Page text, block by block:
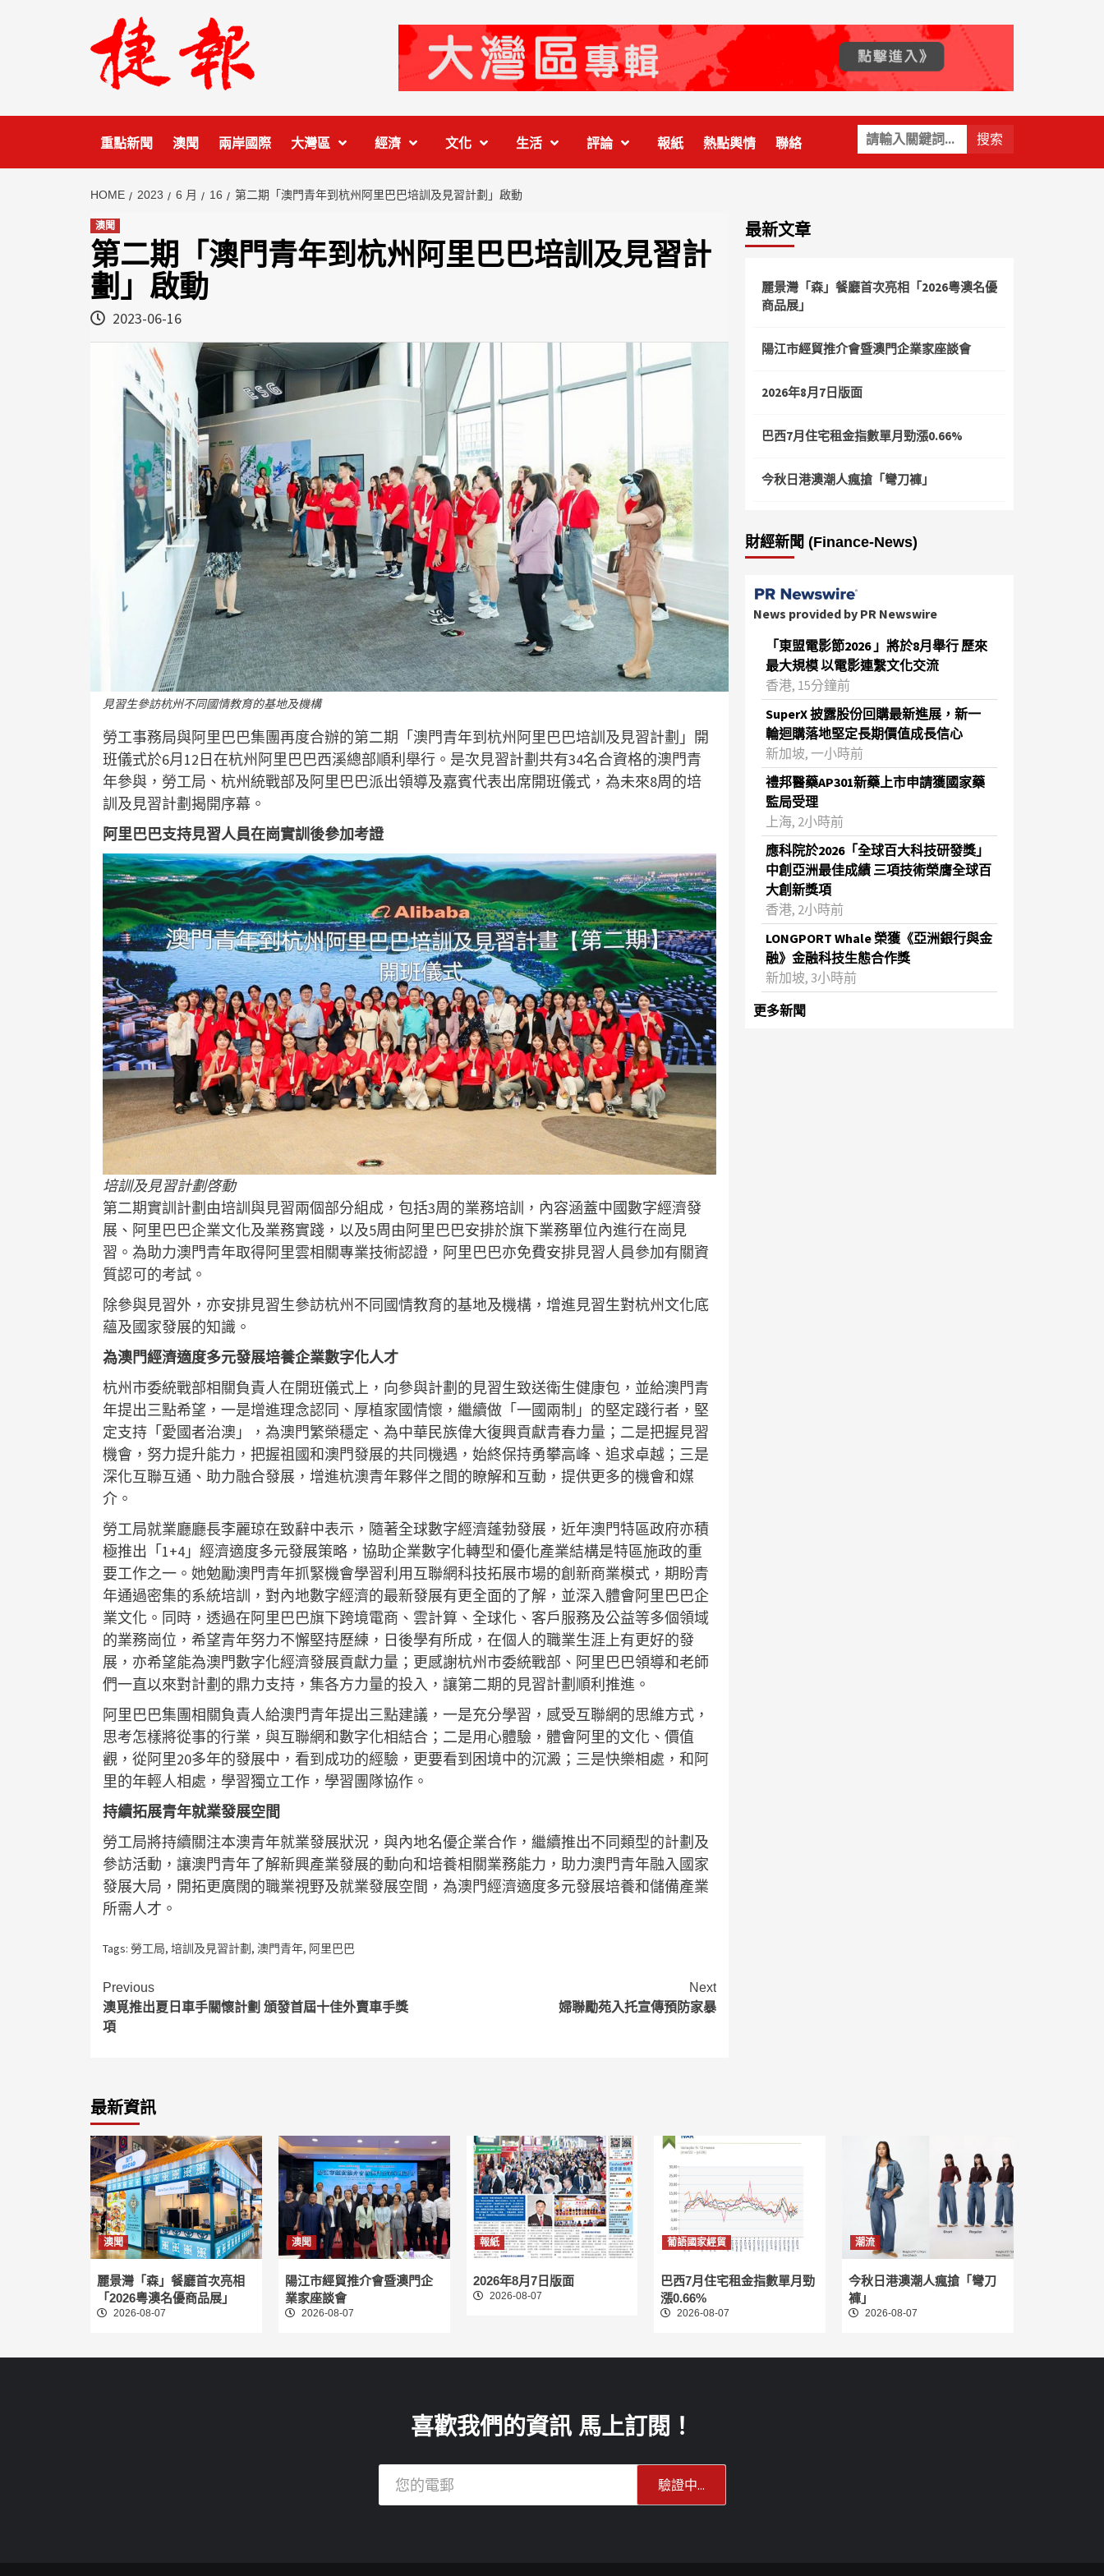
關
鍵
字:
重點新聞 澳聞 兩岸國際 大灣區 經濟 文化 生活 評論 報紙 熱點輿情 聯絡
HOME 2023 6 月 16 第二期「澳門青年到杭州阿里巴巴培訓及見習計劃」啟動
澳聞
第二期「澳門青年到杭州阿里巴巴培訓及見習計
劃」啟動
2023-06-16
見習生參訪杭州不同國情教育的基地及機構
勞工事務局與阿里巴巴集團再度合辦的第二期「澳門青年到杭州阿里巴巴培訓及見習計劃」開
班儀式於6月12日在杭州阿里巴巴西溪總部順利舉行。是次見習計劃共有34名合資格的澳門青
年參與，勞工局、杭州統戰部及阿里巴巴派出領導及嘉賓代表出席開班儀式，為未來8周的培
訓及見習計劃揭開序幕。
阿里巴巴支持見習人員在崗實訓後參加考證
培訓及見習計劃啓動
第二期實訓計劃由培訓與見習兩個部分組成，包括3周的業務培訓，內容涵蓋中國數字經濟發
展、阿里巴巴企業文化及業務實踐，以及5周由阿里巴巴安排於旗下業務單位內進行在崗見
習。為助力澳門青年取得阿里雲相關專業技術認證，阿里巴巴亦免費安排見習人員參加有關資
質認可的考試。
除參與見習外，亦安排見習生參訪杭州不同國情教育的基地及機構，增進見習生對杭州文化底
蘊及國家發展的知識。
為澳門經濟適度多元發展培養企業數字化人才
杭州市委統戰部相關負責人在開班儀式上，向參與計劃的見習生致送衛生健康包，並給澳門青
年提出三點希望，一是增進理念認同、厚植家國情懷，繼續做「一國兩制」的堅定踐行者，堅
定支持「愛國者治澳」，為澳門繁榮穩定、為中華民族偉大復興貢獻青春力量；二是把握見習
機會，努力提升能力，把握祖國和澳門發展的共同機遇，始終保持勇攀高峰、追求卓越；三是
深化互聯互通、助力融合發展，增進杭澳青年夥伴之間的瞭解和互動，提供更多的機會和媒
介。
勞工局就業廳廳長李麗琼在致辭中表示，隨著全球數字經濟蓬勃發展，近年澳門特區政府亦積
極推出「1+4」經濟適度多元發展策略，協助企業數字化轉型和優化產業結構是特區施政的重
要工作之一。她勉勵澳門青年抓緊機會學習利用互聯網科技拓展市場的創新商業模式，期盼青
年通過密集的系統培訓，對內地數字經濟的最新發展有更全面的了解，並深入體會阿里巴巴企
業文化。同時，透過在阿里巴巴旗下跨境電商、雲計算、全球化、客戶服務及公益等多個領域
的業務崗位，希望青年努力不懈堅持歷練，日後學有所成，在個人的職業生涯上有更好的發
展，亦希望能為澳門數字化經濟發展貢獻力量；更感謝杭州市委統戰部、阿里巴巴領導和老師
們一直以來對計劃的鼎力支持，集各方力量的投入，讓第二期的見習計劃順利推進。
阿里巴巴集團相關負責人給澳門青年提出三點建議，一是充分學習，感受互聯網的思維方式，
思考怎樣將從事的行業，與互聯網和數字化相結合；二是用心體驗，體會阿里的文化、價值
觀，從阿里20多年的發展中，看到成功的經驗，更要看到困境中的沉澱；三是快樂相處，和阿
里的年輕人相處，學習獨立工作，學習團隊協作。
持續拓展青年就業發展空間
勞工局將持續關注本澳青年就業發展狀況，與內地名優企業合作，繼續推出不同類型的計劃及
參訪活動，讓澳門青年了解新興產業發展的動向和培養相關業務能力，助力澳門青年融入國家
發展大局，開拓更廣闊的職業視野及就業發展空間，為澳門經濟適度多元發展培養和儲備產業
所需人才。
Tags: 勞工局, 培訓及見習計劃, 澳門青年, 阿里巴巴
Continue
Reading
Previous
澳覓推出夏日車手關懷計劃 頒發首屆十佳外賣車手獎
項
Next
婦聯勵苑入托宣傳預防家暴
最新文章
麗景灣「森」餐廳首次亮相「2026粵澳名優
商品展」
陽江市經貿推介會暨澳門企業家座談會
2026年8月7日版面
巴西7月住宅租金指數單月勁漲0.66%
今秋日港澳潮人瘋搶「彎刀褲」
財經新聞 (Finance-News)
News provided by PR Newswire
「東盟電影節2026 」將於8月舉行 歷來
最大規模 以電影連繫文化交流
香港, 15分鐘前
SuperX 披露股份回購最新進展，新一
輪迴購落地堅定長期價值成長信心
新加坡, 一小時前
禮邦醫藥AP301新藥上市申請獲國家藥
監局受理
上海, 2小時前
應科院於2026「全球百大科技研發獎」
中創亞洲最佳成績 三項技術榮膺全球百
大創新獎項
香港, 2小時前
LONGPORT Whale 榮獲《亞洲銀行與金
融》金融科技生態合作獎
新加坡, 3小時前
更多新聞
最新資訊
澳聞
麗景灣「森」餐廳首次亮相
「2026粵澳名優商品展」
2026-08-07
澳聞
陽江市經貿推介會暨澳門企
業家座談會
2026-08-07
報紙
2026年8月7日版面
2026-08-07
葡語國家經貿
巴西7月住宅租金指數單月勁
漲0.66%
2026-08-07
潮流
今秋日港澳潮人瘋搶「彎刀
褲」
2026-08-07
喜歡我們的資訊 馬上訂閱！